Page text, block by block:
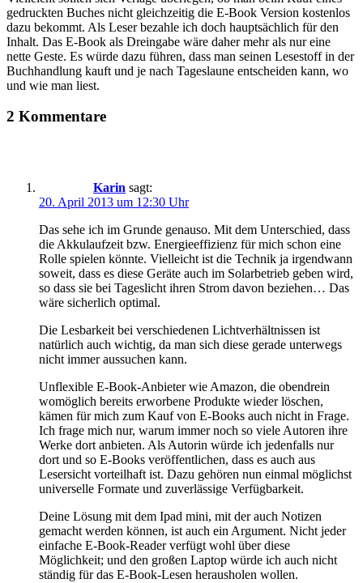
gedruckten Buches nicht gleichzeitig die E-Book Version kostenlos
dazu bekommt. Als Leser bezahle ich doch hauptsächlich für den
Inhalt. Das E-Book als Dreingabe wäre daher mehr als nur eine
nette Geste. Es würde dazu führen, dass man seinen Lesestoff in der
Buchhandlung kauft und je nach Tageslaune entscheiden kann, wo
und wie man liest.
2 Kommentare
Karin sagt:
20. April 2013 um 12:30 Uhr
Das sehe ich im Grunde genauso. Mit dem Unterschied, dass
die Akkulaufzeit bzw. Energieeffizienz für mich schon eine
Rolle spielen könnte. Vielleicht ist die Technik ja irgendwann
soweit, dass es diese Geräte auch im Solarbetrieb geben wird,
so dass sie bei Tageslicht ihren Strom davon beziehen… Das
wäre sicherlich optimal.
Die Lesbarkeit bei verschiedenen Lichtverhältnissen ist
natürlich auch wichtig, da man sich diese gerade unterwegs
nicht immer aussuchen kann.
Unflexible E-Book-Anbieter wie Amazon, die obendrein
womöglich bereits erworbene Produkte wieder löschen,
kämen für mich zum Kauf von E-Books auch nicht in Frage.
Ich frage mich nur, warum immer noch so viele Autoren ihre
Werke dort anbieten. Als Autorin würde ich jedenfalls nur
dort und so E-Books veröffentlichen, dass es auch aus
Lesersicht vorteilhaft ist. Dazu gehören nun einmal möglichst
universelle Formate und zuverlässige Verfügbarkeit.
Deine Lösung mit dem Ipad mini, mit der auch Notizen
gemacht werden können, ist auch ein Argument. Nicht jeder
einfache E-Book-Reader verfügt wohl über diese
Möglichkeit; und den großen Laptop würde ich auch nicht
ständig für das E-Book-Lesen herausholen wollen.